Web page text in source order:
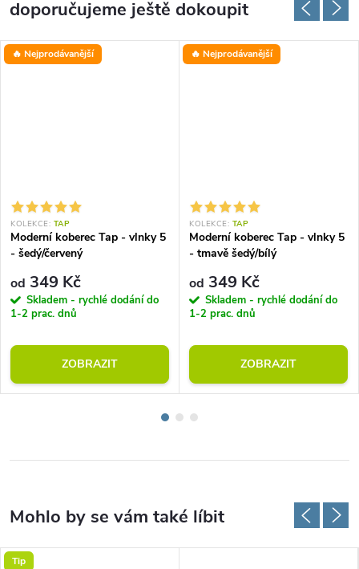
doporučujeme ještě dokoupit
🔥 Nejprodávanější
KOLEKCE: TAP
Moderní koberec Tap - vlnky 5
- šedý/červený
od 349 Kč
Skladem - rychlé dodání do
1-2 prac. dnů
ZOBRAZIT
🔥 Nejprodávanější
KOLEKCE: TAP
Moderní koberec Tap - vlnky 5
- tmavě šedý/bílý
od 349 Kč
Skladem - rychlé dodání do
1-2 prac. dnů
ZOBRAZIT
Tip